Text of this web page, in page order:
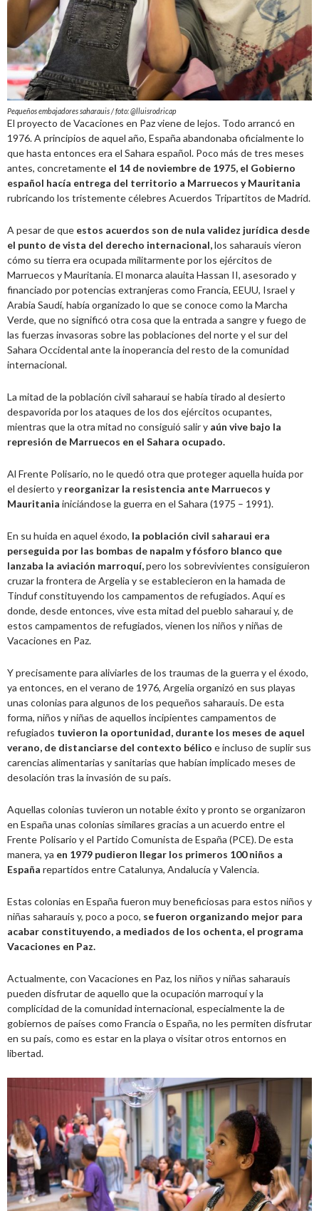
Pequeños embajadores saharauis / foto: @lluisrodricap
El proyecto de Vacaciones en Paz viene de lejos. Todo arrancó en
1976. A principios de aquel año, España abandonaba oficialmente lo
que hasta entonces era el Sahara español. Poco más de tres meses
antes, concretamente el 14 de noviembre de 1975, el Gobierno
español hacía entrega del territorio a Marruecos y Mauritania
rubricando los tristemente célebres Acuerdos Tripartitos de Madrid.
A pesar de que estos acuerdos son de nula validez jurídica desde
el punto de vista del derecho internacional,los saharauis vieron
cómo su tierra era ocupada militarmente por los ejércitos de
Marruecos y Mauritania. El monarca alauita Hassan II, asesorado y
financiado por potencias extranjeras como Francia, EEUU, Israel y
Arabia Saudí, había organizado lo que se conoce como la Marcha
Verde, que no significó otra cosa que la entrada a sangre y fuego de
las fuerzas invasoras sobre las poblaciones del norte y el sur del
Sahara Occidental ante la inoperancia del resto de la comunidad
internacional.
La mitad de la población civil saharaui se había tirado al desierto
despavorida por los ataques de los dos ejércitos ocupantes,
mientras que la otra mitad no consiguió salir y aún vive bajo la
represión de Marruecos en el Sahara ocupado.
Al Frente Polisario, no le quedó otra que proteger aquella huida por
el desierto y reorganizar la resistencia ante Marruecos y
Mauritania iniciándose la guerra en el Sahara (1975 – 1991).
En su huida en aquel éxodo, la población civil saharaui era
perseguida por las bombas de napalm y fósforo blanco que
lanzaba la aviación marroquí,pero los sobrevivientes consiguieron
cruzar la frontera de Argelia y se establecieron en la hamada de
Tinduf constituyendo los campamentos de refugiados. Aquí es
donde, desde entonces, vive esta mitad del pueblo saharaui y, de
estos campamentos de refugiados, vienen los niños y niñas de
Vacaciones en Paz.
Y precisamente para aliviarles de los traumas de la guerra y el éxodo,
ya entonces, en el verano de 1976, Argelia organizó en sus playas
unas colonias para algunos de los pequeños saharauis. De esta
forma, niños y niñas de aquellos incipientes campamentos de
refugiados tuvieron la oportunidad, durante los meses de aquel
verano, de distanciarse del contexto bélico e incluso de suplir sus
carencias alimentarias y sanitarias que habían implicado meses de
desolación tras la invasión de su país.
Aquellas colonias tuvieron un notable éxito y pronto se organizaron
en España unas colonias similares gracias a un acuerdo entre el
Frente Polisario y el Partido Comunista de España (PCE). De esta
manera, ya en 1979 pudieron llegar los primeros 100 niños a
España repartidos entre Catalunya, Andalucía y Valencia.
Estas colonias en España fueron muy beneficiosas para estos niños y
niñas saharauis y, poco a poco, se fueron organizando mejor para
acabar constituyendo, a mediados de los ochenta, el programa
Vacaciones en Paz.
Actualmente, con Vacaciones en Paz, los niños y niñas saharauis
pueden disfrutar de aquello que la ocupación marroquí y la
complicidad de la comunidad internacional, especialmente la de
gobiernos de países como Francia o España, no les permiten disfrutar
en su país, como es estar en la playa o visitar otros entornos en
libertad.